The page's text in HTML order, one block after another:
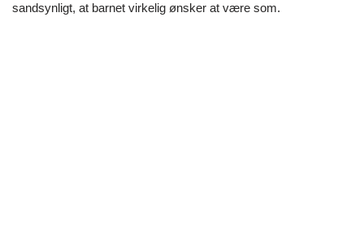
sandsynligt, at barnet virkelig ønsker at være som.